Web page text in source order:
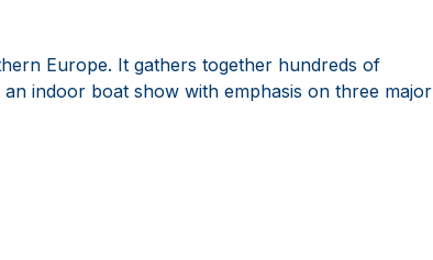
Europe. It gathers together hundreds of
indoor boat show with emphasis on three major